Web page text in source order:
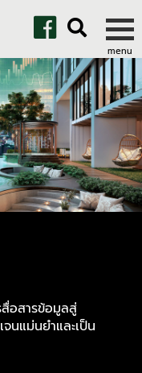
อสารข้อมูลสู่
นแม่นยำและเป็น